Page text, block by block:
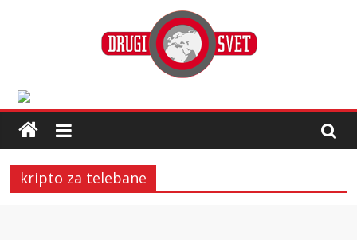
kripto za telebane